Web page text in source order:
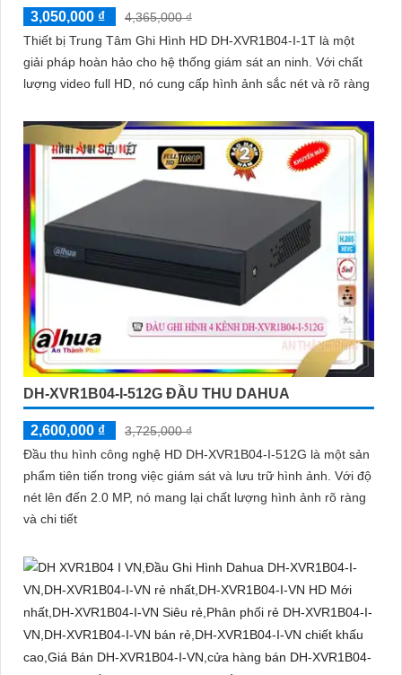
3,050,000 ₫
4,365,000 ₫
Thiết bị Trung Tâm Ghi Hình HD DH-XVR1B04-I-1T là một
giải pháp hoàn hảo cho hệ thống giám sát an ninh. Với chất
lượng video full HD, nó cung cấp hình ảnh sắc nét và rõ ràng
DH-XVR1B04-I-512G ĐẦU THU DAHUA
2,600,000 ₫
3,725,000 ₫
Đầu thu hình công nghệ HD DH-XVR1B04-I-512G là một sản
phẩm tiên tiến trong việc giám sát và lưu trữ hình ảnh. Với độ
nét lên đến 2.0 MP, nó mang lại chất lượng hình ảnh rõ ràng
và chi tiết